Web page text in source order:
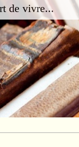
de vivre...